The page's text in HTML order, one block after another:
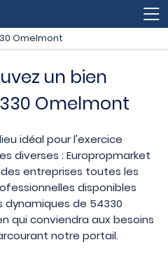
Omelmont
un bien
Omelmont
idéal pour l'exercice
diverses : Europropmarket
entreprises toutes les
disponibles
dynamiques de 54330
qui conviendra aux besoins
notre portail.